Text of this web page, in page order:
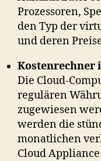
Prozessoren,
den Typ der
und deren
Kostenrechner
Die Cloud-
regulären
zugewiesen
werden die
monatlichen
Cloud